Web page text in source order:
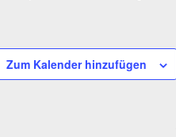
Zum Kalender hinzufügen